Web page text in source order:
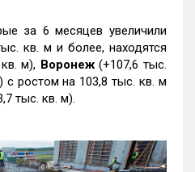
за 6 месяцев увеличили
кв. м и более, находятся
м), Воронеж(+107,6 тыс.
ростом на 103,8 тыс. кв. м
тыс. кв. м).